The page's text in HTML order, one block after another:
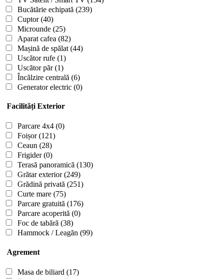
Bucătărie echipată (239)
Cuptor(40)
Microunde (25)
Aparat cafea (82)
Mașină de spălat (44)
Uscător rufe (1)
Uscător păr(1)
Încălzire centrală (6)
Generator electric (0)
Facilități Exterior
Parcare 4x4 (0)
Foișor(121)
Ceaun (28)
Frigider(0)
Terasă panoramică (130)
Grătar exterior(249)
Grădină privată (251)
Curte mare (75)
Parcare gratuită (176)
Parcare acoperită (0)
Foc de tabără (38)
Hammock / Leagăn (99)
Agrement
Masa de biliard (17)